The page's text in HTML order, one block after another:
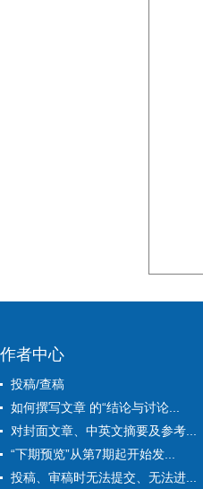
作者中心
投稿/查稿
如何撰写文章 的“结论与讨论...
对封面文章、中英文摘要及参考...
“下期预览”从第7期起开始发...
投稿、审稿时无法提交、无法进...